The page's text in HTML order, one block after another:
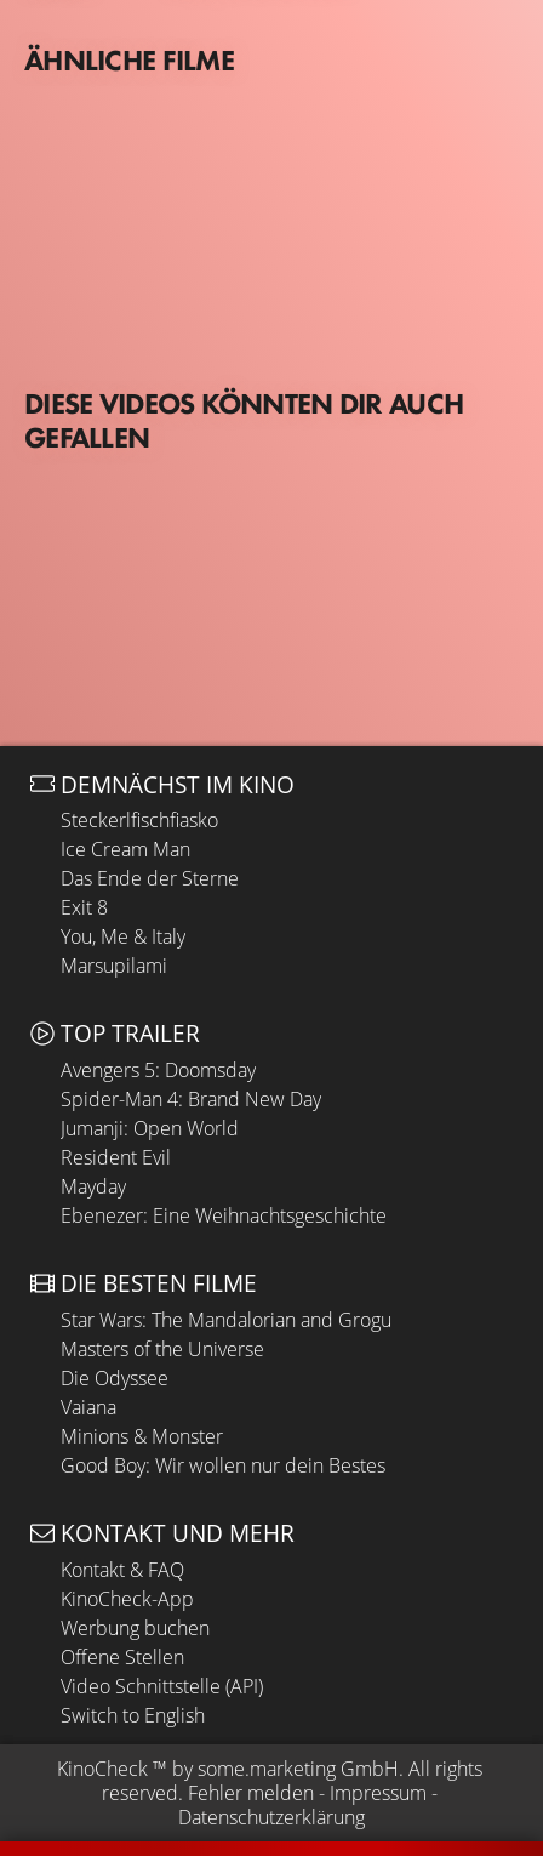
ÄHNLICHE FILME
DIESE VIDEOS KÖNNTEN DIR AUCH
GEFALLEN
DEMNÄCHST IM KINO
Steckerlfischfiasko
Ice Cream Man
Das Ende der Sterne
Exit 8
You, Me & Italy
Marsupilami
TOP TRAILER
Avengers 5: Doomsday
Spider-Man 4: Brand New Day
Jumanji: Open World
Resident Evil
Mayday
Ebenezer: Eine Weihnachtsgeschichte
DIE BESTEN FILME
Star Wars: The Mandalorian and Grogu
Masters of the Universe
Die Odyssee
Vaiana
Minions & Monster
Good Boy: Wir wollen nur dein Bestes
KONTAKT UND MEHR
Kontakt & FAQ
KinoCheck-App
Werbung buchen
Offene Stellen
Video Schnittstelle (API)
Switch to English
KinoCheck ™ by some.marketing GmbH. All rights
reserved. Fehler melden - Impressum -
Datenschutzerklärung